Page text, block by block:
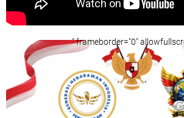
" frameborder="0"